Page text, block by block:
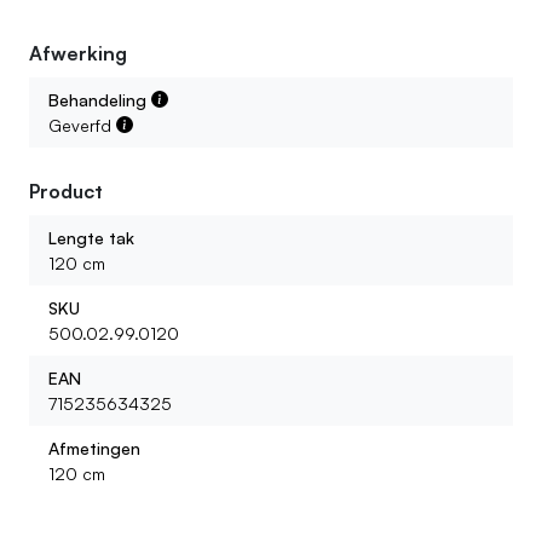
Afwerking
Behandeling
Geverfd
Product
Lengte tak
120 cm
SKU
500.02.99.0120
EAN
715235634325
Afmetingen
120 cm